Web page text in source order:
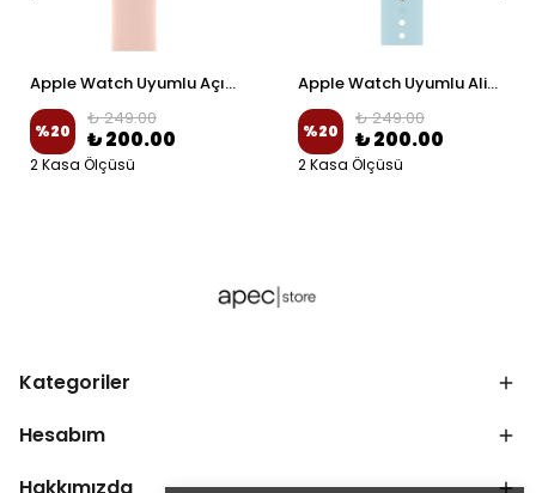
Apple Watch Uyumlu Açık Pembe Spor Silikon Kordon
%20
₺ 249.00
₺ 200.00
2 Kasa Ölçüsü
Apple Watch Uyumlu Alice Mavi Spor Silikon Kordon
%20
₺ 249.00
₺ 200.00
2 Kasa Ölçüsü
Kategoriler
Hesabım